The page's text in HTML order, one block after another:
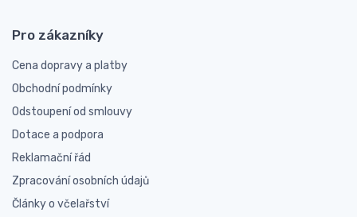
Pro zákazníky
Cena dopravy a platby
Obchodní podmínky
Odstoupení od smlouvy
Dotace a podpora
Reklamační řád
Zpracování osobních údajů
Články o včelařství